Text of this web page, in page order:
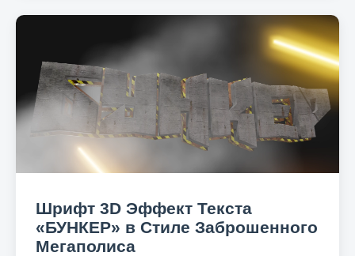
Шрифт 3D Эффект Текста
«БУНКЕР» в Стиле Заброшенного
Мегаполиса